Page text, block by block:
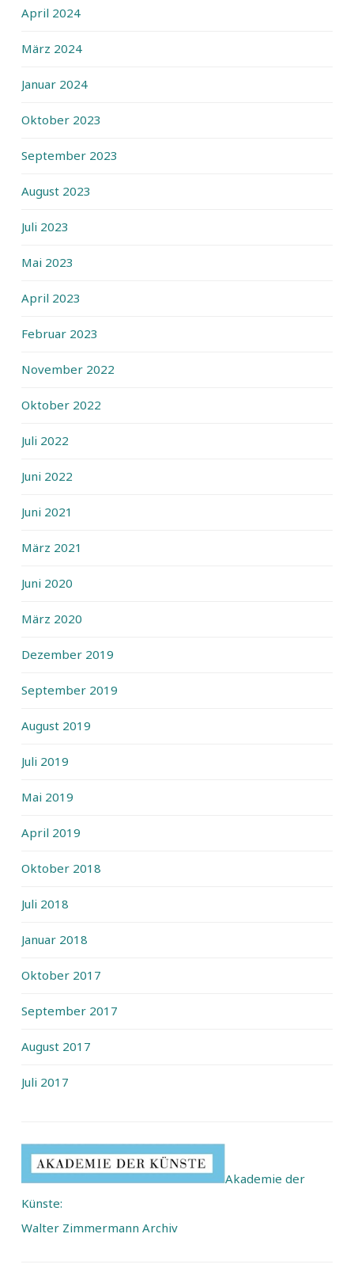
April 2024
März 2024
Januar 2024
Oktober 2023
September 2023
August 2023
Juli 2023
Mai 2023
April 2023
Februar 2023
November 2022
Oktober 2022
Juli 2022
Juni 2022
Juni 2021
März 2021
Juni 2020
März 2020
Dezember 2019
September 2019
August 2019
Juli 2019
Mai 2019
April 2019
Oktober 2018
Juli 2018
Januar 2018
Oktober 2017
September 2017
August 2017
Juli 2017
Akademie der
Künste:
Walter Zimmermann Archiv